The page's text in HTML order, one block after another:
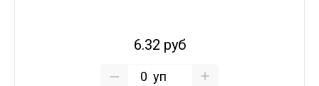
6.32 руб
уп